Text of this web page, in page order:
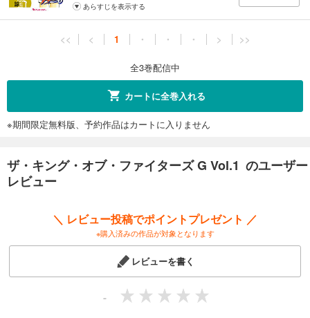
あらすじを表示する
<< < 1 ・ ・ ・ > >>
全3巻配信中
カートに全巻入れる
※期間限定無料版、予約作品はカートに入りません
ザ・キング・オブ・ファイターズ G Vol.1 のユーザー
レビュー
＼ レビュー投稿でポイントプレゼント ／
※購入済みの作品が対象となります
レビューを書く
-